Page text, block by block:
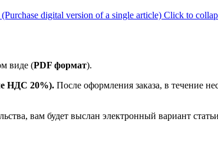
digital version of a single article) Click to
виде (PDF формат).
НДС 20%). После оформления заказа, в течение
вам будет выслан электронный вариант